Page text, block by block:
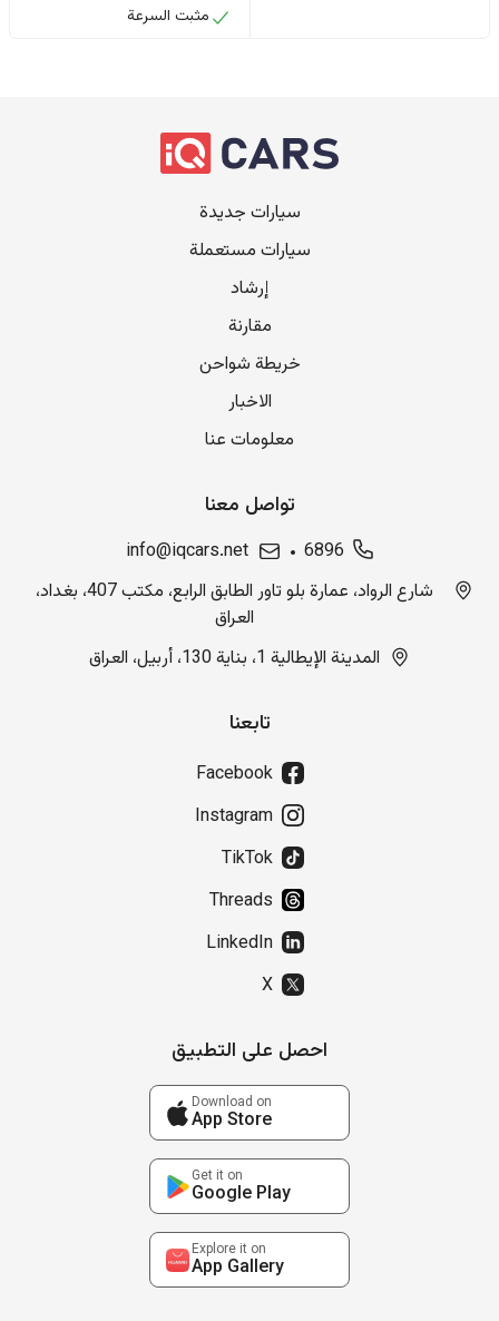
مثبت السرعة
سيارات جديدة
سيارات مستعملة
إرشاد
مقارنة
خريطة شواحن
الاخبار
معلومات عنا
تواصل معنا
6896
info@iqcars.net
شارع الرواد، عمارة بلو تاور الطابق الرابع، مكتب 407، بغداد،
العراق
المدينة الإيطالية 1، بناية 130، أربيل، العراق
تابعنا
Facebook
Instagram
TikTok
Threads
LinkedIn
X
احصل على التطبيق
Download on
App Store
Get it on
Google Play
Explore it on
App Gallery